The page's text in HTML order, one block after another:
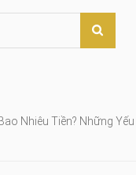
Nhiêu Tiền? Những